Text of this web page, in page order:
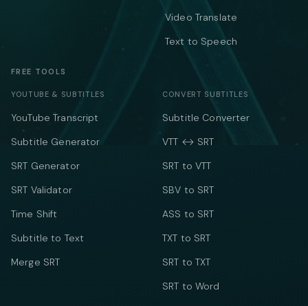
Video Translate
Text to Speech
FREE TOOLS
YOUTUBE & SUBTITLES
YouTube Transcript
Subtitle Generator
SRT Generator
SRT Validator
Time Shift
Subtitle to Text
Merge SRT
CONVERT SUBTITLES
Subtitle Converter
VTT ↔ SRT
SRT to VTT
SBV to SRT
ASS to SRT
TXT to SRT
SRT to TXT
SRT to Word